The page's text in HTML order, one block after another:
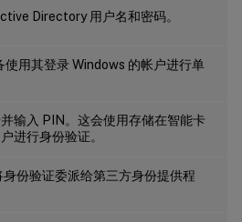
Directory 用户名和密码。
使用其登录 Windows 的帐户进行单
输入 PIN。这会使用存储在智能卡
进行身份验证。
份验证委派给第三方身份提供程